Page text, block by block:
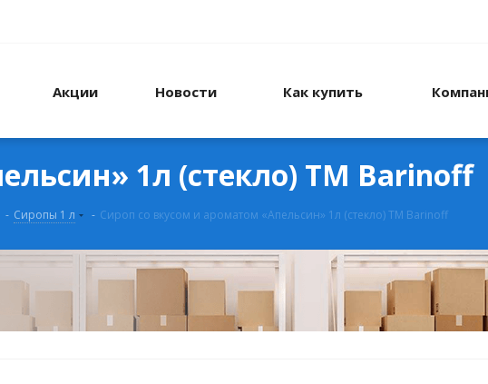
Акции Новости Как купить
1л (стекло) ТМ Barinoff
- Сиропы 1 л - Сироп со вкусом и ароматом «Апельсин» 1л (стекло) ТМ Barinoff